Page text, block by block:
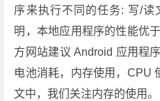
序来执行不同的任务: 写/读
明，本地应用程序的性能优
方网站建议 Android 应用程
电池消耗，内存使用，CPU
文中，我们关注内存的使用。